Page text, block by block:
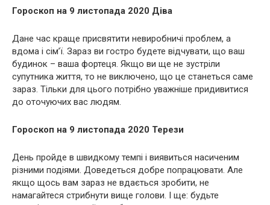
Гороскоп на 9 листопада 2020 Діва
Дане час краще присвятити невиробничі проблем, а
вдома і сім’ї. Зараз ви гостро будете відчувати, що ваш
будинок – ваша фортеця. Якщо ви ще не зустріли
супутника життя, то не виключено, що це станеться саме
зараз. Тільки для цього потрібно уважніше придивитися
до оточуючих вас людям.
Гороскоп на 9 листопада 2020 Терези
День пройде в швидкому темпі і виявиться насиченим
різними подіями. Доведеться добре попрацювати. Але
якщо щось вам зараз не вдається зробити, не
намагайтеся стрибнути вище голови. І ще: будьте